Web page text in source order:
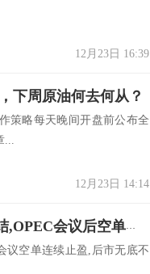
12月23日 16:39
下周原油何去何从？
策略每天晚间开盘前公布全
...
12月23日 14:14
老K点期：12.23原油周评分析总结,OPEC会议后空单连续止盈,后市无底不做多
议空单连续止盈,后市无底不